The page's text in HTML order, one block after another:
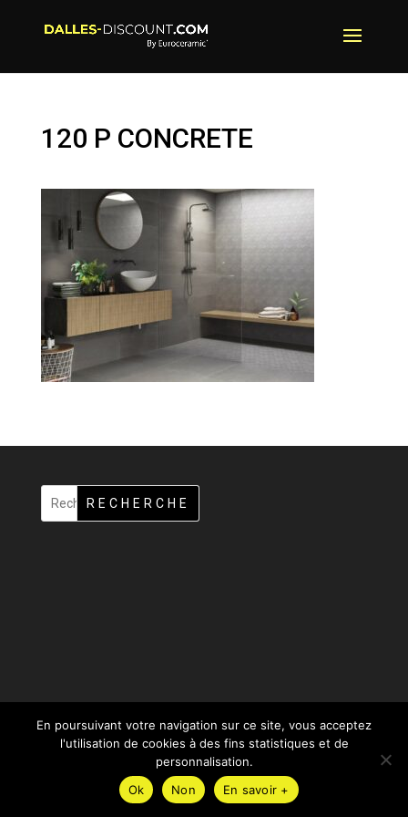
120 P CONCRETE
RECHERCHE
Elegant Themes| Propulsé par
En poursuivant votre navigation sur ce site, vous acceptez
l'utilisation de cookies à des fins statistiques et de
personnalisation.
Ok
Non En savoir +